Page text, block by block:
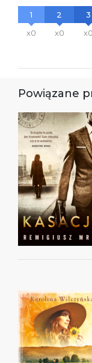
1
x0
2
x0
3
x0
Powiązane